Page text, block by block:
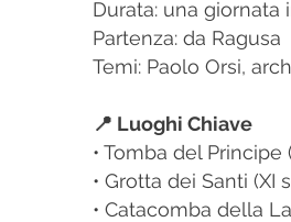
Durata: una giornata
Partenza: da Ragusa
Temi: Paolo Orsi,
📍 Luoghi Chiave
• Tomba del
• Grotta dei Santi (XI
• Catacomba della